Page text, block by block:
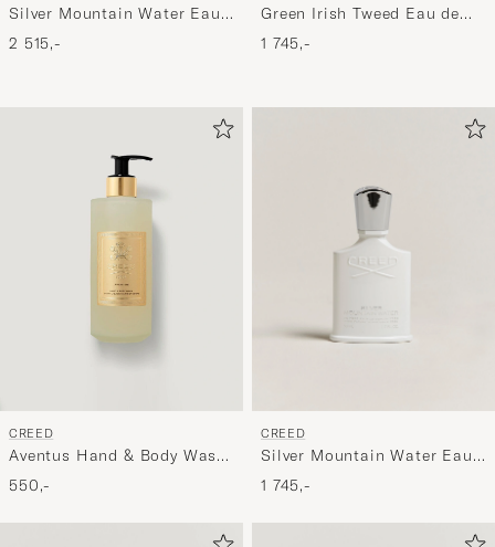
Silver Mountain Water Eau
de Parfum 100ml
2 515,-
Green Irish Tweed Eau de
Parfum 50ml
1 745,-
CREED
Aventus Hand & Body Wash
300ml
550,-
CREED
Silver Mountain Water Eau
de Parfum 50ml
1 745,-